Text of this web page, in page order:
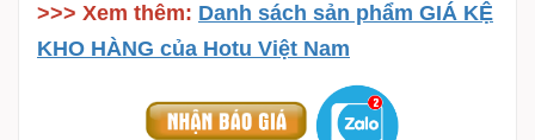
>>> Xem thêm: Danh sách sản phẩm GIÁ KỆ
KHO HÀNG của Hotu Việt Nam